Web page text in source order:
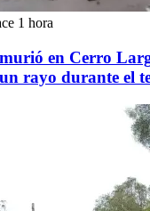
1 hora
en Cerro
rayo durante el